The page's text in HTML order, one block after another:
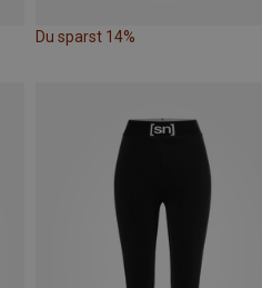
Du sparst 14%